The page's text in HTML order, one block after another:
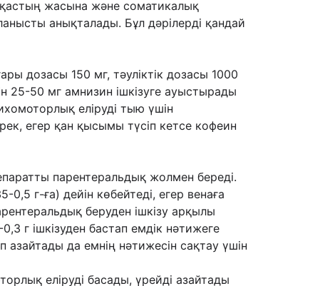
жасына жəне соматикалық
анықталады. Бұл дəрілерді қандай
дозасы 150 мг, тəуліктік дозасы 1000
25-50 мг амнизин ішкізуге ауыстырады
еліруді тыю үшін
егер қан қысымы түсіп кетсе кофеин
парентеральдық жолмен береді.
г-ға) дейін көбейтеді, егер венаға
беруден ішкізу арқылы
г ішкізуден бастап емдік нəтижеге
да емнің нəтижесін сақтау үшін
еліруді басады, үрейді азайтады